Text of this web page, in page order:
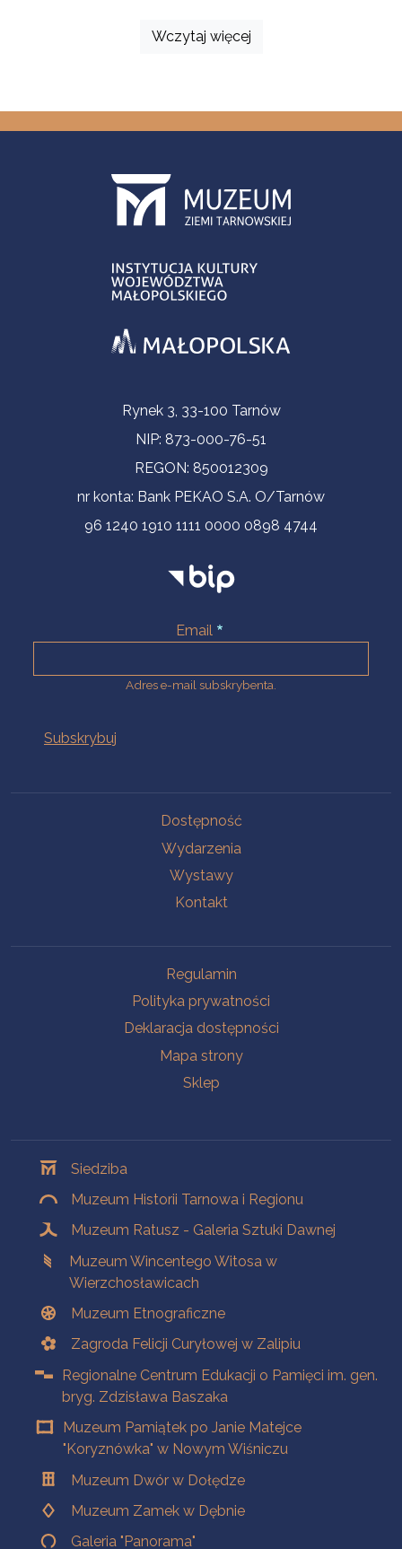
Wczytaj więcej
Informacje kontaktoweRynek 3, 33-100 Tarnów
NIP: 873-000-76-51
REGON: 850012309
nr konta: Bank PEKAO S.A. O/Tarnów
96 1240 1910 1111 0000 0898 4744
Email
Adres e-mail subskrybenta.
Dostępność
Wydarzenia
Wystawy
Kontakt
Regulamin
Polityka prywatności
Deklaracja dostępności
Mapa strony
Sklep
Siedziba
Muzeum Historii Tarnowa i Regionu
Muzeum Ratusz - Galeria Sztuki Dawnej
Muzeum Wincentego Witosa w
Wierzchosławicach
Muzeum Etnograficzne
Zagroda Felicji Curyłowej w Zalipiu
Regionalne Centrum Edukacji o Pamięci im. gen.
bryg. Zdzisława Baszaka
Muzeum Pamiątek po Janie Matejce
"Koryznówka" w Nowym Wiśniczu
Muzeum Dwór w Dołędze
Muzeum Zamek w Dębnie
Galeria "Panorama"